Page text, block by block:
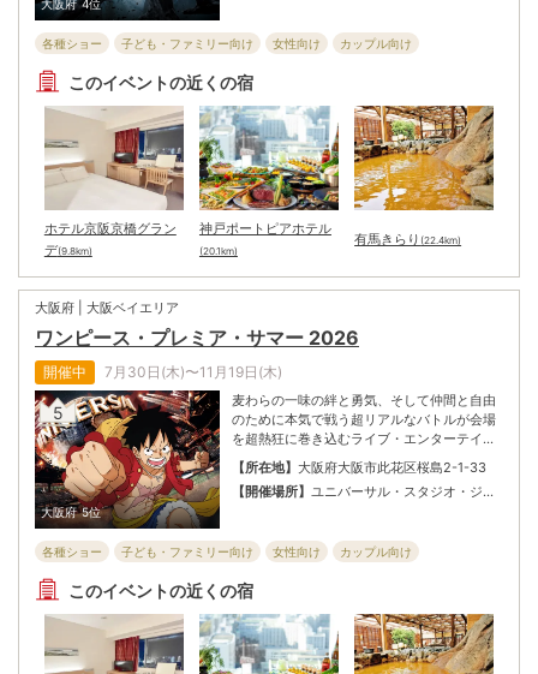
大阪府 4位
値のホラー体験へと進化。“絶望的な恐怖”の
各種ショー 子ども・ファミリー向け 女性向け
カップル向け
フェスティバル・パレード
このイベントの近くの宿
ホテル京阪京橋グラン
デ(9.8km)
神戸ポートピアホテル
(20.1km)
有馬きらり (22.4km)
大阪府 | 大阪ベイエリア
ワンピース・プレミア・サマー 2026
開催中 7月30日(木)〜11月19日(木)
5
大阪府 5位
麦わらの一味の絆と勇気、そして仲間と自由
のために本気で戦う超リアルなバトルが会場
を超熱狂に巻き込むライブ・エンターテイメ
ント・ショー『ワンピース・プレミアショー
2026』、サンジのおもてなしに誰もがときめ
くエンターテイメント・レストラン『サンジ
ター『ワンピース×ストーリー・ライド』、
【所在地】 大阪府大阪市此花区桜島2-1-33
【開催場所】 ユニバーサル・スタジオ・ジャ
各種ショー 子ども・ファミリー向け 女性向け
カップル向け
フェスティバル・パレード
このイベントの近くの宿